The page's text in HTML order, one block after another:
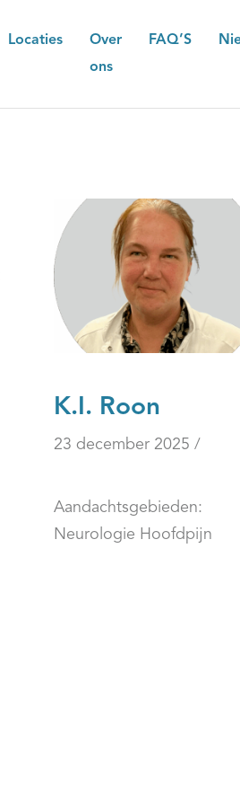
Locaties
Over
ons
FAQ’S
K.I. Roon
23 december 2025 /
Aandachtsgebieden:
Neurologie Hoofdpijn